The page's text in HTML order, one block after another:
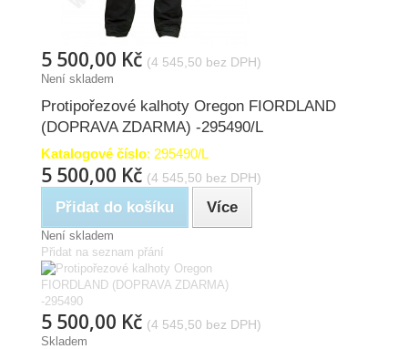
5 500,00 Kč (4 545,50 bez DPH)
Není skladem
Protipořezové kalhoty Oregon FIORDLAND
(DOPRAVA ZDARMA) -295490/L
Katalogové číslo: 295490/L
5 500,00 Kč (4 545,50 bez DPH)
Přidat do košíku Více
Není skladem
Přidat na seznam přání
5 500,00 Kč (4 545,50 bez DPH)
Skladem